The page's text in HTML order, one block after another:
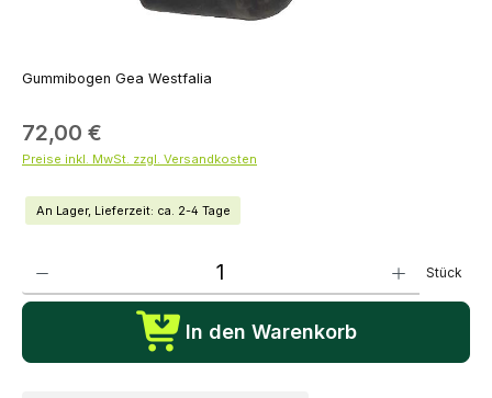
Gummibogen Gea Westfalia
72,00 €
Preise inkl. MwSt. zzgl. Versandkosten
An Lager, Lieferzeit: ca. 2-4 Tage
Stück
In den Warenkorb